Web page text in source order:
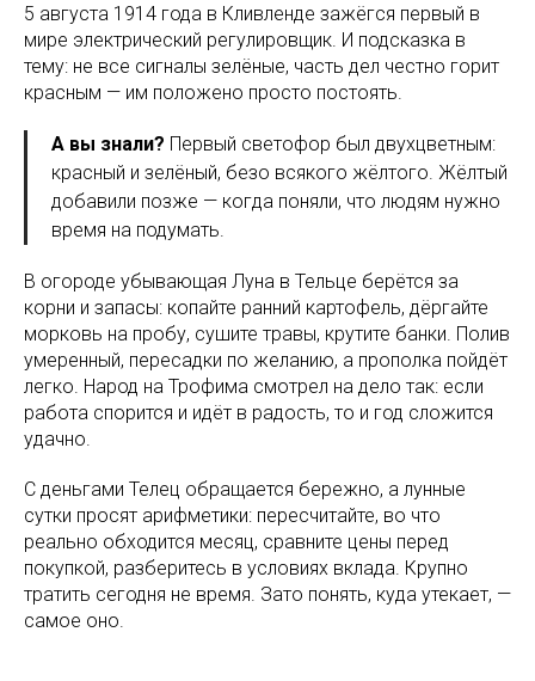
5 августа 1914 года в Кливленде зажёгся первый в
мире электрический регулировщик. И подсказка в
тему: не все сигналы зелёные, часть дел честно горит
красным — им положено просто постоять.
А вы знали? Первый светофор был двухцветным:
красный и зелёный, безо всякого жёлтого. Жёлтый
добавили позже — когда поняли, что людям нужно
время на подумать.
В огороде убывающая Луна в Тельце берётся за
корни и запасы: копайте ранний картофель, дёргайте
морковь на пробу, сушите травы, крутите банки. Полив
умеренный, пересадки по желанию, а прополка пойдёт
легко. Народ на Трофима смотрел на дело так: если
работа спорится и идёт в радость, то и год сложится
удачно.
С деньгами Телец обращается бережно, а лунные
сутки просят арифметики: пересчитайте, во что
реально обходится месяц, сравните цены перед
покупкой, разберитесь в условиях вклада. Крупно
тратить сегодня не время. Зато понять, куда утекает, —
самое оно.